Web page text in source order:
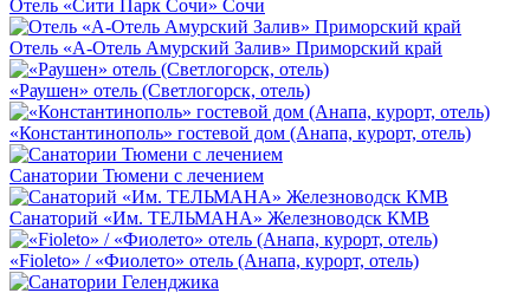
Отель «Сити Парк Сочи» Сочи
Отель «A-Отель Амурский Залив» Приморский край
«Раушен» отель (Светлогорск, отель)
«Константинополь» гостевой дом (Анапа, курорт, отель)
Санатории Тюмени с лечением
Санаторий «Им. ТЕЛЬМАНА» Железноводск КМВ
«Fioleto» / «Фиолето» отель (Анапа, курорт, отель)